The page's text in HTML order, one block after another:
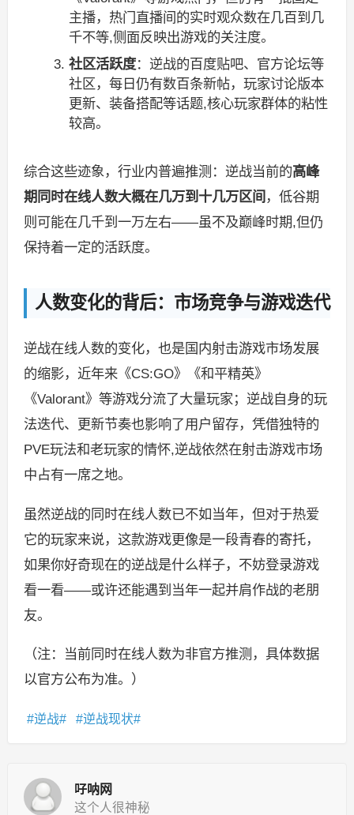
主播，热门直播间的实时观众数在几百到几
千不等,侧面反映出游戏的关注度。
社区活跃度：逆战的百度贴吧、官方论坛等
社区，每日仍有数百条新帖，玩家讨论版本
更新、装备搭配等话题,核心玩家群体的粘性
较高。
综合这些迹象，行业内普遍推测：逆战当前的高峰
期同时在线人数大概在几万到十几万区间 ，低谷期
则可能在几千到一万左右——虽不及巅峰时期,但仍
保持着一定的活跃度。
人数变化的背后：市场竞争与游戏迭代
逆战在线人数的变化，也是国内射击游戏市场发展
的缩影，近年来《CS:GO》《和平精英》
《Valorant》等游戏分流了大量玩家；逆战自身的玩
法迭代、更新节奏也影响了用户留存，凭借独特的
PVE玩法和老玩家的情怀,逆战依然在射击游戏市场
中占有一席之地。
虽然逆战的同时在线人数已不如当年，但对于热爱
它的玩家来说，这款游戏更像是一段青春的寄托，
如果你好奇现在的逆战是什么样子，不妨登录游戏
看一看——或许还能遇到当年一起并肩作战的老朋
友。
（注：当前同时在线人数为非官方推测，具体数据
以官方公布为准。）
逆战 逆战现状
吇呐网
这个人很神秘